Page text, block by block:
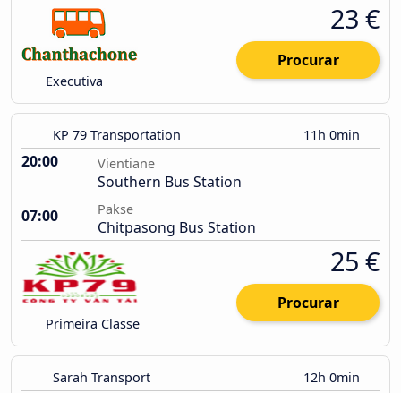
Executiva
23 €
Procurar
KP 79 Transportation 11h 0min
20:00 Vientiane
Southern Bus Station
07:00
Pakse
Chitpasong Bus Station
Primeira Classe
25 €
Procurar
Sarah Transport 12h 0min